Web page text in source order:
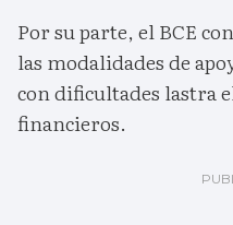
Por su parte, el BCE
las modalidades de
con dificultades lastra
financieros.